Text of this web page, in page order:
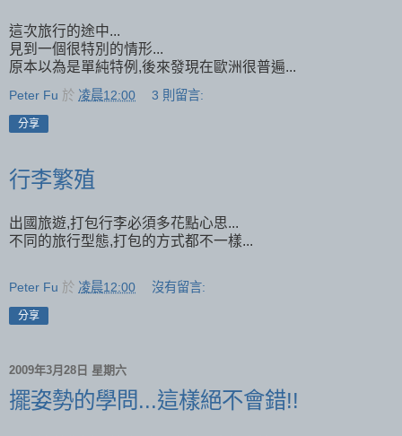
這次旅行的途中...
見到一個很特別的情形...
原本以為是單純特例,後來發現在歐洲很普遍...
Peter Fu 於 凌晨12:00 3 則留言:
分享
行李繁殖
出國旅遊,打包行李必須多花點心思...
不同的旅行型態,打包的方式都不一樣...
Peter Fu 於 凌晨12:00 沒有留言:
分享
2009年3月28日 星期六
擺姿勢的學問...這樣絕不會錯!!